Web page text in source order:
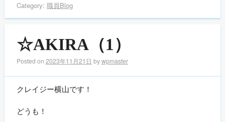
Category: 職員Blog
☆AKIRA（1）
Posted on 2023年11月21日 bywpmaster
クレイジー横山です！
どうも！